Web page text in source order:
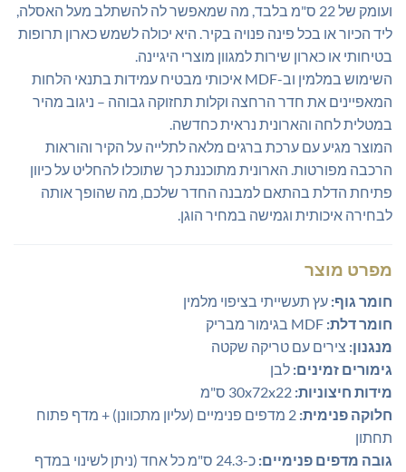
ועומק של 22 ס"מ בלבד, מה שמאפשר לה להשתלב מעל האסלה,
ליד הכיור או בכל פינה פנויה בקיר. היא יכולה לשמש כארון תרופות
בטיחותי או כארון שירות למגוון מוצרי היגיינה.
השימוש במלמין וב-MDF איכותי מבטיח עמידות בתנאי הלחות
המאפיינים את חדר הרחצה וקלות תחזוקה גבוהה – ניגוב מהיר
במטלית לחה והארונית נראית כחדשה.
המוצר מגיע עם ערכת ברגים מלאה לתלייה על הקיר והוראות
הרכבה מפורטות. הארונית מתוכננת כך שתוכלו להחליט על כיוון
פתיחת הדלת בהתאם למבנה החדר שלכם, מה שהופך אותה
לבחירה איכותית וגמישה במחיר הוגן.
מפרט מוצר
חומר גוף: עץ תעשייתי בציפוי מלמין
חומר דלת:
מנגנון: צירים עם טריקה שקטה
גימורים זמינים: לבן
מידות חיצוניות:
חלוקה פנימית:
2 מדפים פנימיים (עליון מתכוונן) + מדף פתוח
תחתון
גובה מדפים פנימיים:
כ-24.3 ס"מ כל אחד (ניתן לשינוי במדף